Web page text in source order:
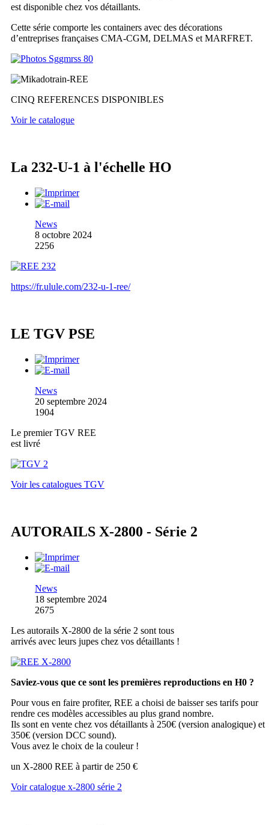
est disponible chez vos détaillants.
Cette série comporte les containers avec des décorations
d’entreprises françaises CMA-CGM, DELMAS et MARFRET.
CINQ REFERENCES DISPONIBLES
Voir le catalogue
La 232-U-1 à l'échelle HO
News
8 octobre 2024
2256
https://fr.ulule.com/232-u-1-ree/
LE TGV PSE
News
20 septembre 2024
1904
Le premier TGV REE
est livré
Voir les catalogues TGV
AUTORAILS X-2800 - Série 2
News
18 septembre 2024
2675
Les autorails X-2800 de la série 2 sont tous
arrivés avec leurs jupes chez vos détaillants !
Saviez-vous que ce sont les premières reproductions en H0 ?
Pour vous en faire profiter, REE a choisi de baisser ses tarifs pour
rendre ces modèles accessibles au plus grand nombre.
Ils sont en vente chez vos détaillants à 250€ (version analogique) et
350€ (version DCC sound).
Vous avez le choix de la couleur !
un X-2800 REE à partir de 250 €
Voir catalogue x-2800 série 2